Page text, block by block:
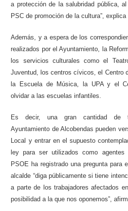
a protección de la salubridad pública,
PSC de promoción de la cultura”,
Además, y a espera de los
realizados por el Ayuntamiento, la
los servicios culturales como el
Juventud, los centros cívicos, el Centro
la Escuela de Música, la UPA y el
olvidar a las escuelas infantiles.
Es decir, una gran cantidad de
Ayuntamiento de Alcobendas pueden
Local y entrar en el supuesto
ley para ser utilizados como
PSOE ha registrado una pregunta para
alcalde “diga públicamente si tiene
a parte de los trabajadores afectados
posibilidad a la que nos oponemos”,